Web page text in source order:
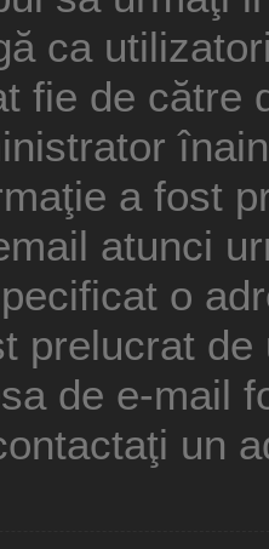
ca
fie de către
a fost
atunci
o
prelucrat
de e-mail
un